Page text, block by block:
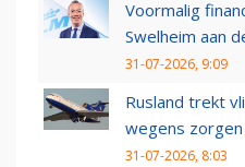
Voormalig
Swelheim aan
31-07-2026, 9:09
Rusland trekt
wegens
31-07-2026, 8:03